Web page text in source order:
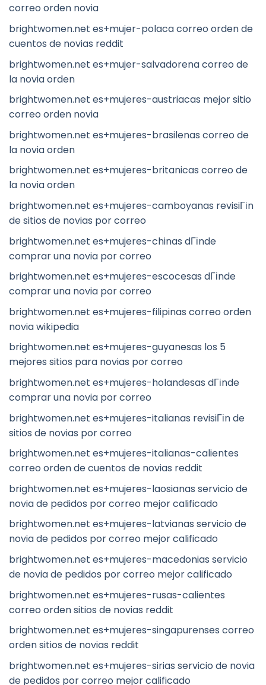
correo orden novia
brightwomen.net es+mujer-polaca correo orden de
cuentos de novias reddit
brightwomen.net es+mujer-salvadorena correo de
la novia orden
brightwomen.net es+mujeres-austriacas mejor sitio
correo orden novia
brightwomen.net es+mujeres-brasilenas correo de
la novia orden
brightwomen.net es+mujeres-britanicas correo de
la novia orden
brightwomen.net es+mujeres-camboyanas revisiГіn
de sitios de novias por correo
brightwomen.net es+mujeres-chinas dГіnde
comprar una novia por correo
brightwomen.net es+mujeres-escocesas dГіnde
comprar una novia por correo
brightwomen.net es+mujeres-filipinas correo orden
novia wikipedia
brightwomen.net es+mujeres-guyanesas los 5
mejores sitios para novias por correo
brightwomen.net es+mujeres-holandesas dГіnde
comprar una novia por correo
brightwomen.net es+mujeres-italianas revisiГіn de
sitios de novias por correo
brightwomen.net es+mujeres-italianas-calientes
correo orden de cuentos de novias reddit
brightwomen.net es+mujeres-laosianas servicio de
novia de pedidos por correo mejor calificado
brightwomen.net es+mujeres-latvianas servicio de
novia de pedidos por correo mejor calificado
brightwomen.net es+mujeres-macedonias servicio
de novia de pedidos por correo mejor calificado
brightwomen.net es+mujeres-rusas-calientes
correo orden sitios de novias reddit
brightwomen.net es+mujeres-singapurenses correo
orden sitios de novias reddit
brightwomen.net es+mujeres-sirias servicio de novia
de pedidos por correo mejor calificado